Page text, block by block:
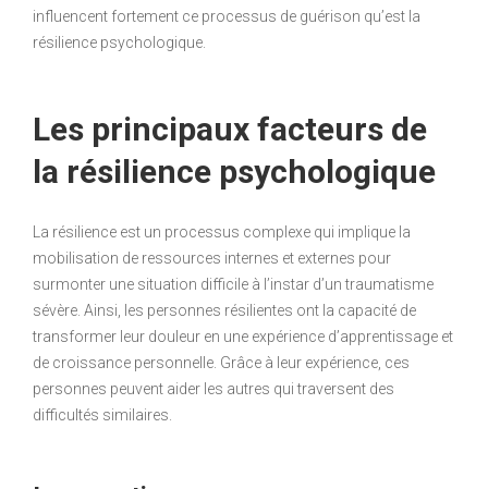
influencent fortement ce processus de guérison qu’est la
résilience psychologique.
Les principaux facteurs de
la résilience psychologique
La résilience est un processus complexe qui implique la
mobilisation de ressources internes et externes pour
surmonter une situation difficile à l’instar d’un traumatisme
sévère. Ainsi, les personnes résilientes ont la capacité de
transformer leur douleur en une expérience d’apprentissage et
de croissance personnelle. Grâce à leur expérience, ces
personnes peuvent aider les autres qui traversent des
difficultés similaires.